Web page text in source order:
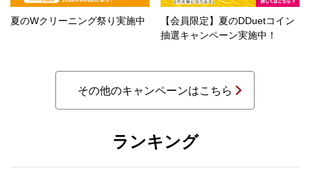
夏のWクリーニング祭り実施中
【会員限定】夏のDDuetコイン
抽選キャンペーン実施中！
その他のキャンペーンはこちら
ランキング